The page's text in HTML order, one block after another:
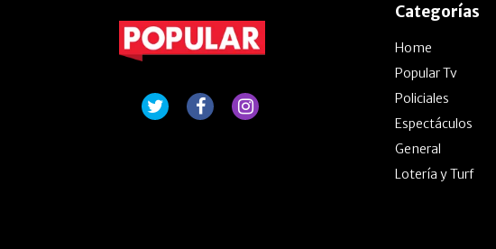
Categorías
Home
Popular Tv
Policiales
Espectáculos
General
Lotería y Turf